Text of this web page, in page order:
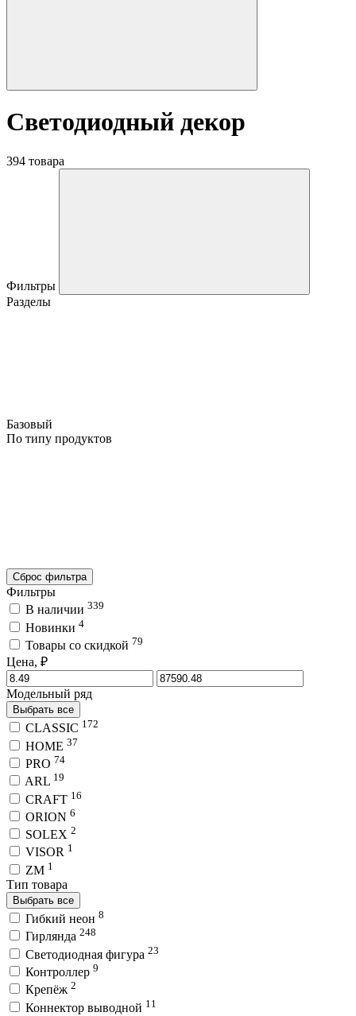
Светодиодный декор
394 товара
Фильтры
Разделы
Базовый
По типу продуктов
Сброс фильтра
Фильтры
В наличии 339
Новинки 4
Товары со скидкой 79
Цена, ₽
Модельный ряд
Выбрать все
CLASSIC 172
HOME 37
PRO 74
ARL 19
CRAFT 16
ORION 6
SOLEX 2
VISOR 1
ZM 1
Тип товара
Выбрать все
Гибкий неон 8
Гирлянда 248
Светодиодная фигура 23
Контроллер 9
Крепёж 2
Коннектор выводной 11